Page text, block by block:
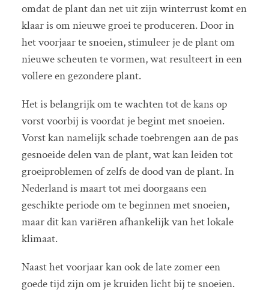
omdat de plant dan net uit zijn winterrust komt en
klaar is om nieuwe groei te produceren. Door in
het voorjaar te snoeien, stimuleer je de plant om
nieuwe scheuten te vormen, wat resulteert in een
vollere en gezondere plant.
Het is belangrijk om te wachten tot de kans op
vorst voorbij is voordat je begint met snoeien.
Vorst kan namelijk schade toebrengen aan de pas
gesnoeide delen van de plant, wat kan leiden tot
groeiproblemen of zelfs de dood van de plant. In
Nederland is maart tot mei doorgaans een
geschikte periode om te beginnen met snoeien,
maar dit kan variëren afhankelijk van het lokale
klimaat.
Naast het voorjaar kan ook de late zomer een
goede tijd zijn om je kruiden licht bij te snoeien.